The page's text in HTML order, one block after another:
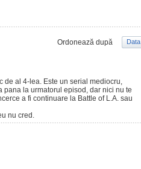
Ordonează după Data
de al 4-lea. Este un serial mediocru,
pana la urmatorul episod, dar nici nu te
a fi continuare la Battle of L.A. sau
nu cred.